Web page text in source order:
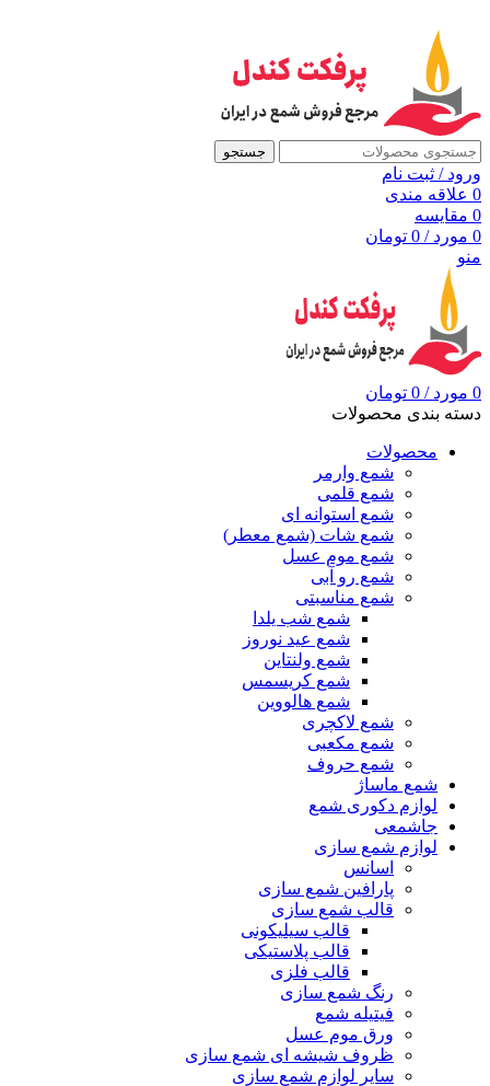
جستجو
ورود / ثبت نام
0 علاقه مندی
0 مقايسه
0 مورد /
0 تومان
منو
0 مورد /
0 تومان
دسته بندی محصولات
محصولات
شمع وارمر
شمع قلمی
شمع استوانه ای
شمع شات (شمع معطر)
شمع موم عسل
شمع رو آبی
شمع مناسبتی
شمع شب یلدا
شمع عید نوروز
شمع ولنتاین
شمع کریسمس
شمع هالووین
شمع لاکچری
شمع مکعبی
شمع حروف
شمع ماساژ
لوازم دکوری شمع
جاشمعی
لوازم شمع سازی
اسانس
پارافین شمع سازی
قالب شمع سازی
قالب سیلیکونی
قالب پلاستیکی
قالب فلزی
رنگ شمع سازی
فیتیله شمع
ورق موم عسل
ظروف شیشه ای شمع سازی
سایر لوازم شمع سازی